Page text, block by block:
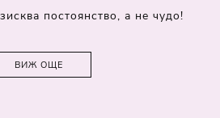
постоянство, а не чудо!
ВИЖ ОЩЕ